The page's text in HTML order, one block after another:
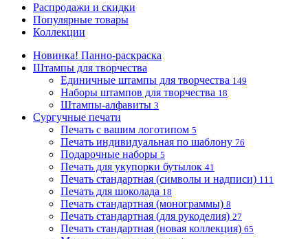
Распродажи и скидки
Популярные товары
Коллекции
Новинка! Панно-раскраска
Штампы для творчества
Единичные штампы для творчества 149
Наборы штампов для творчества 18
Штампы-алфавиты 3
Сургучные печати
Печать с вашим логотипом 5
Печать индивидуальная по шаблону 76
Подарочные наборы 5
Печать для укупорки бутылок 41
Печать стандартная (символы и надписи) 111
Печать для шоколада 18
Печать стандартная (монограммы) 8
Печать стандартная (для рукоделия) 27
Печать стандартная (новая коллекция) 65